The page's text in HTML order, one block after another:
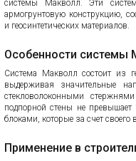
системы Макволл. Эти
армогрунтовую конструкцию,
и геосинтетических материалов.
Особенности системы
Система Макволл состоит из
выдерживая значительные
стекловолоконными
подпорной стены не
блоками, которые за счет своего
Применение в